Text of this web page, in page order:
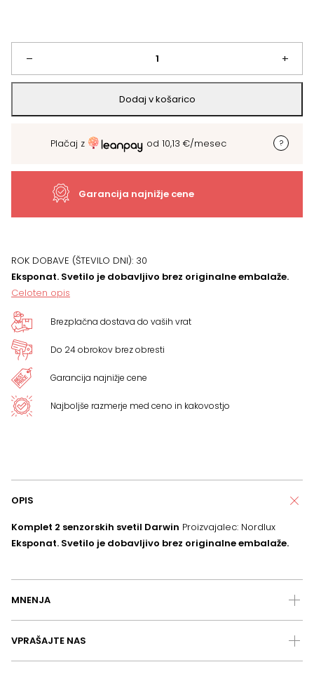
bila:
144,60 €.
54,99 €.
–
Komplet
2
senzorskih
+
Dodaj v košarico
Plačaj z od 10,13 €/mesec
Garancija najnižje cene
ROK DOBAVE (ŠTEVILO DNI): 30
Eksponat. Svetilo je dobavljivo brez originalne embalaže.
Celoten opis
Brezplačna dostava do vaših vrat
Do 24 obrokov brez obresti
Garancija najnižje cene
Najboljše razmerje med ceno in kakovostjo
OPIS
Komplet 2 senzorskih svetil Darwin Proizvajalec: Nordlux
Eksponat. Svetilo je dobavljivo brez originalne embalaže.
MNENJA
VPRAŠAJTE NAS